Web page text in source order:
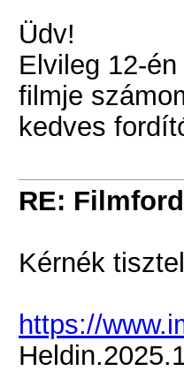
Üdv!
Elvileg 12-
filmje
kedves
RE:
Kérnék
https://